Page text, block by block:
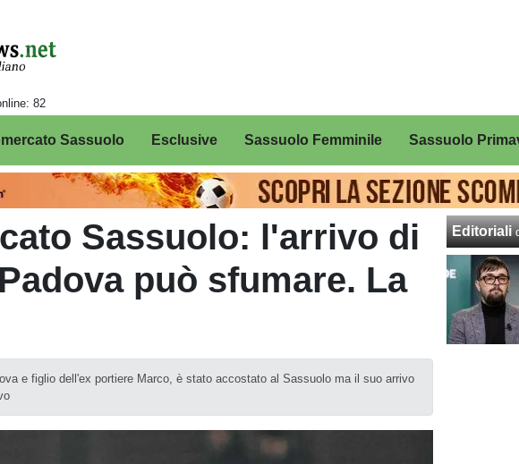
82
Sassuolo Esclusive Sassuolo Femminile Sassuolo
Sassuolo: l'arrivo di
può sfumare. La
e figlio dell'ex portiere Marco, è stato accostato al Sassuolo ma il suo arrivo
Editoriali